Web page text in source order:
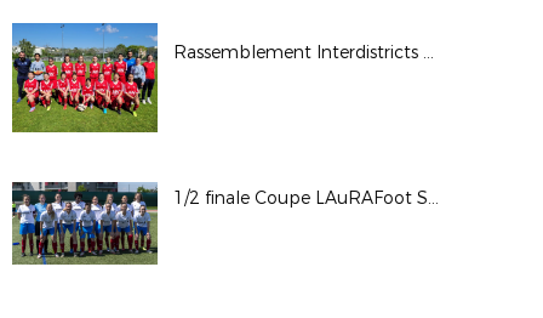
Rassemblement Interdistricts U14F - Avril 2022
1/2 finale Coupe LAuRAFoot Sén. Fém. CA: OL - Cébazat S. / © Photos LAuRAFoot- Alain Chenevière